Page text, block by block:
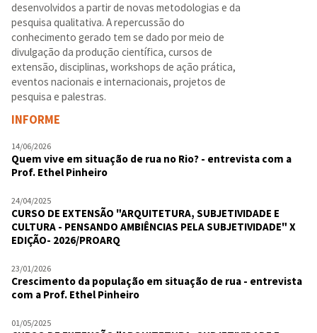
desenvolvidos a partir de novas metodologias e da
pesquisa qualitativa. A repercussão do
conhecimento gerado tem se dado por meio de
divulgação da produção científica, cursos de
extensão, disciplinas, workshops de ação prática,
eventos nacionais e internacionais, projetos de
pesquisa e palestras.
INFORME
14/06/2026
Quem vive em situação de rua no Rio? - entrevista com a
Prof. Ethel Pinheiro
24/04/2025
CURSO DE EXTENSÃO "ARQUITETURA, SUBJETIVIDADE E
CULTURA - PENSANDO AMBIÊNCIAS PELA SUBJETIVIDADE" X
EDIÇÃO- 2026/PROARQ
23/01/2026
Crescimento da população em situação de rua - entrevista
com a Prof. Ethel Pinheiro
01/05/2025